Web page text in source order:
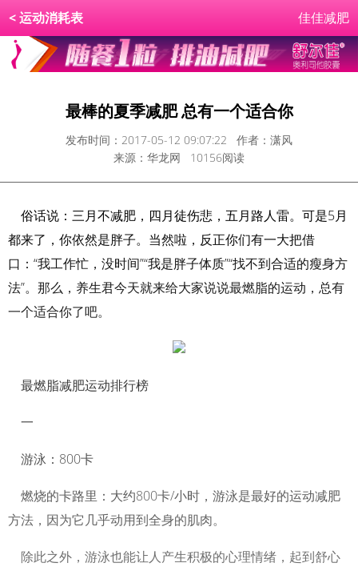
<运动消耗表 佳佳减肥
最棒的夏季减肥 总有一个适合你
发布时间：2017-05-12 09:07:22 作者：潇风
来源：华龙网 10156阅读
俗话说：三月不减肥，四月徒伤悲，五月路人雷。可是5月
都来了，你依然是胖子。当然啦，反正你们有一大把借
口：“我工作忙，没时间”“我是胖子体质”“找不到合适的瘦身方
法”。那么，养生君今天就来给大家说说最燃脂的运动，总有
一个适合你了吧。
最燃脂减肥运动排行榜
一
游泳：800卡
燃烧的卡路里：大约800卡/小时，游泳是最好的运动减肥
方法，因为它几乎动用到全身的肌肉。
除此之外，游泳也能让人产生积极的心理情绪，起到舒心